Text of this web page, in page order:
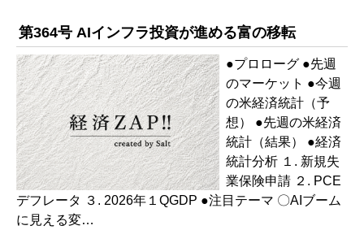
第364号 AIインフラ投資が進める富の移転
●プロローグ ●先週
のマーケット ●今週
の米経済統計（予
想） ●先週の米経済
統計（結果） ●経済
統計分析 １. 新規失
業保険申請 ２. PCE
デフレータ ３. 2026年１QGDP ●注目テーマ 〇AIブーム
に見える変…